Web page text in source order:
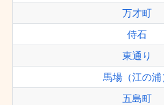
万才町
侍石
東通り
馬場（江の浦
五島町